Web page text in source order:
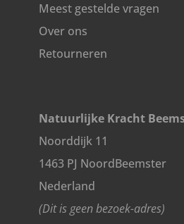
Meest gestelde vragen
Over ons
Retourneren
Natuurlijke Kracht
Noorddijk 11
1463 PJ NoordBeemster
Nederland
(Dit is geen bezoek-adres)